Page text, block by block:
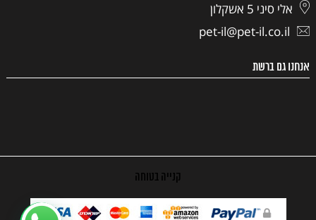
אלי סיני 5 אשקלון
pet-il@pet-il.co.il
אנחנו גם ברשת
קנייה בטוחה